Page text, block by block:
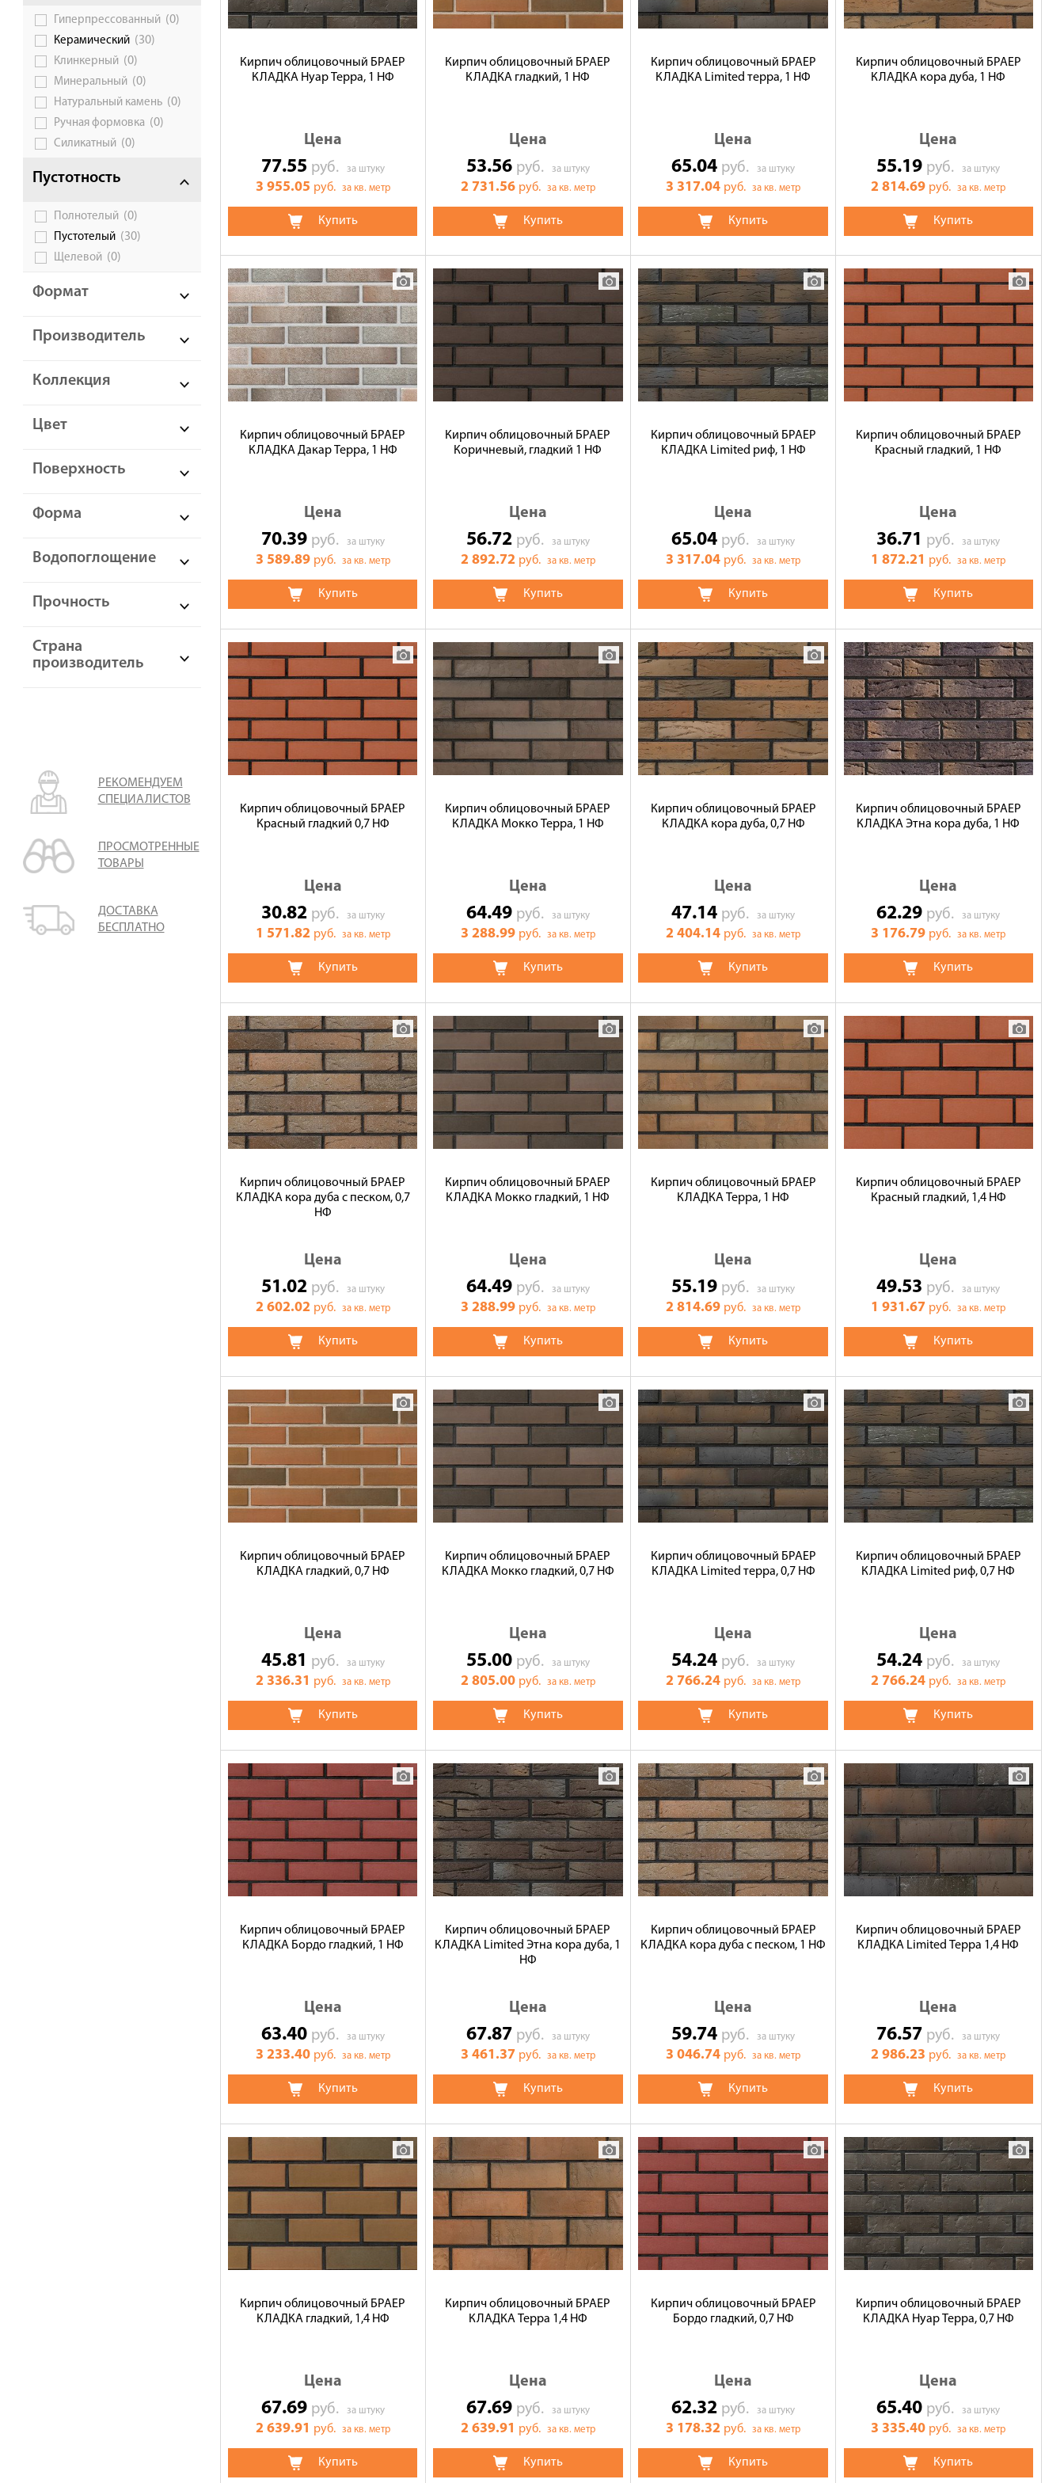
Галерея объектов
Контакты
Гиперпрессованный (0)
Керамический (30)
Клинкерный (0)
Минеральный (0)
Натуральный камень (0)
Ручная формовка (0)
Силикатный (0)
Пустотность
Полнотелый (0)
Пустотелый (30)
Щелевой (0)
Формат
Производитель
Коллекция
Цвет
Поверхность
Форма
Водопоглощение
Прочность
Страна
производитель
РЕКОМЕНДУЕМ
СПЕЦИАЛИСТОВ
ПРОСМОТРЕННЫЕ
ТОВАРЫ
ДОСТАВКА
БЕСПЛАТНО
Кирпич облицовочный БРАЕР
КЛАДКА Нуар Терра, 1 НФ
Цена
77.55 руб. за штуку
3 955.05 руб. за кв. метр
Купить
Кирпич облицовочный БРАЕР
КЛАДКА гладкий, 1 НФ
Цена
53.56 руб. за штуку
2 731.56 руб. за кв. метр
Купить
Кирпич облицовочный БРАЕР
КЛАДКА Limited терра, 1 НФ
Цена
65.04 руб.за штуку
3 317.04 руб.за кв. метр
Купить
Кирпич облицовочный БРАЕР
КЛАДКА кора дуба, 1 НФ
Цена
55.19 руб.за штуку
2 814.69 руб.за кв. метр
Купить
Кирпич облицовочный БРАЕР
КЛАДКА Дакар Терра, 1 НФ
Цена
70.39 руб. за штуку
3 589.89 руб. за кв. метр
Купить
Кирпич облицовочный БРАЕР
Коричневый, гладкий 1 НФ
Цена
56.72 руб. за штуку
2 892.72 руб. за кв. метр
Купить
Кирпич облицовочный БРАЕР
КЛАДКА Limited риф, 1 НФ
Цена
65.04 руб.за штуку
3 317.04 руб.за кв. метр
Купить
Кирпич облицовочный БРАЕР
Красный гладкий, 1 НФ
Цена
36.71 руб.за штуку
1 872.21 руб.за кв. метр
Купить
Кирпич облицовочный БРАЕР
Красный гладкий 0,7 НФ
Цена
30.82 руб. за штуку
1 571.82 руб. за кв. метр
Купить
Кирпич облицовочный БРАЕР
КЛАДКА Мокко Терра, 1 НФ
Цена
64.49 руб. за штуку
3 288.99 руб. за кв. метр
Купить
Кирпич облицовочный БРАЕР
КЛАДКА кора дуба, 0,7 НФ
Цена
47.14 руб.за штуку
2 404.14 руб.за кв. метр
Купить
Кирпич облицовочный БРАЕР
КЛАДКА Этна кора дуба, 1 НФ
Цена
62.29 руб.за штуку
3 176.79 руб.за кв. метр
Купить
Кирпич облицовочный БРАЕР
КЛАДКА кора дуба с песком, 0,7
НФ
Цена
51.02 руб. за штуку
2 602.02 руб. за кв. метр
Купить
Кирпич облицовочный БРАЕР
КЛАДКА Мокко гладкий, 1 НФ
Цена
64.49 руб. за штуку
3 288.99 руб. за кв. метр
Купить
Кирпич облицовочный БРАЕР
КЛАДКА Терра, 1 НФ
Цена
55.19 руб.за штуку
2 814.69 руб.за кв. метр
Купить
Кирпич облицовочный БРАЕР
Красный гладкий, 1,4 НФ
Цена
49.53 руб.за штуку
1 931.67 руб.за кв. метр
Купить
Кирпич облицовочный БРАЕР
КЛАДКА гладкий, 0,7 НФ
Цена
45.81 руб. за штуку
2 336.31 руб. за кв. метр
Купить
Кирпич облицовочный БРАЕР
КЛАДКА Мокко гладкий, 0,7 НФ
Цена
55.00 руб. за штуку
2 805.00 руб. за кв. метр
Купить
Кирпич облицовочный БРАЕР
КЛАДКА Limited терра, 0,7 НФ
Цена
54.24 руб.за штуку
2 766.24 руб.за кв. метр
Купить
Кирпич облицовочный БРАЕР
КЛАДКА Limited риф, 0,7 НФ
Цена
54.24 руб.за штуку
2 766.24 руб.за кв. метр
Купить
Кирпич облицовочный БРАЕР
КЛАДКА Бордо гладкий, 1 НФ
Цена
63.40 руб. за штуку
3 233.40 руб. за кв. метр
Купить
Кирпич облицовочный БРАЕР
КЛАДКА Limited Этна кора дуба, 1
НФ
Цена
67.87 руб. за штуку
3 461.37 руб. за кв. метр
Купить
Кирпич облицовочный БРАЕР
КЛАДКА кора дуба с песком, 1 НФ
Цена
59.74 руб.за штуку
3 046.74 руб.за кв. метр
Купить
Кирпич облицовочный БРАЕР
КЛАДКА Limited Терра 1,4 НФ
Цена
76.57 руб.за штуку
2 986.23 руб.за кв. метр
Купить
Кирпич облицовочный БРАЕР
КЛАДКА гладкий, 1,4 НФ
Цена
67.69 руб. за штуку
2 639.91 руб. за кв. метр
Купить
Кирпич облицовочный БРАЕР
КЛАДКА Терра 1,4 НФ
Цена
67.69 руб. за штуку
2 639.91 руб. за кв. метр
Купить
Кирпич облицовочный БРАЕР
Бордо гладкий, 0,7 НФ
Цена
62.32 руб.за штуку
3 178.32 руб.за кв. метр
Купить
Кирпич облицовочный БРАЕР
КЛАДКА Нуар Терра, 0,7 НФ
Цена
65.40 руб.за штуку
3 335.40 руб.за кв. метр
Купить